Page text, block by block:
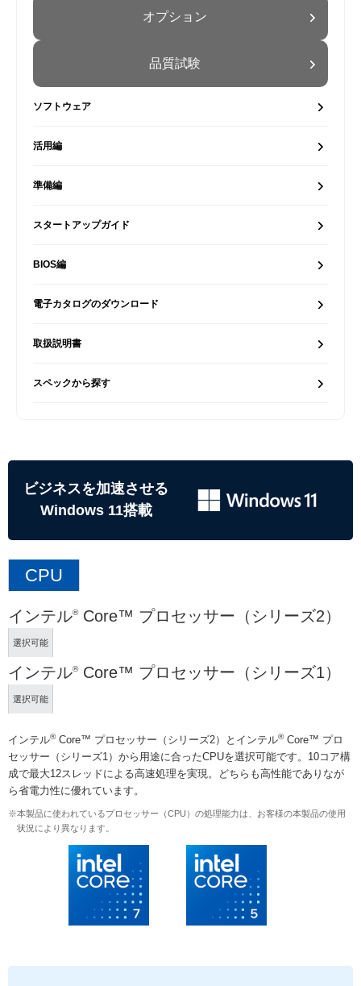
オプション
品質試験
ソフトウェア
活用編
準備編
スタートアップガイド
BIOS編
電子カタログのダウンロード
取扱説明書
スペックから探す
ビジネスを加速させる
Windows 11搭載
CPU
インテル®Core™ プロセッサー（シリーズ2）
選択可能
インテル®Core™ プロセッサー（シリーズ1）
選択可能
インテル®Core™ プロセッサー（シリーズ2）とインテル®Core™ プロ
セッサー（シリーズ1）から用途に合ったCPUを選択可能です。10コア構
成で最大12スレッドによる高速処理を実現。どちらも高性能でありなが
ら省電力性に優れています。
※本製品に使われているプロセッサー（CPU）の処理能力は、お客様の本製品の使用
状況により異なります。